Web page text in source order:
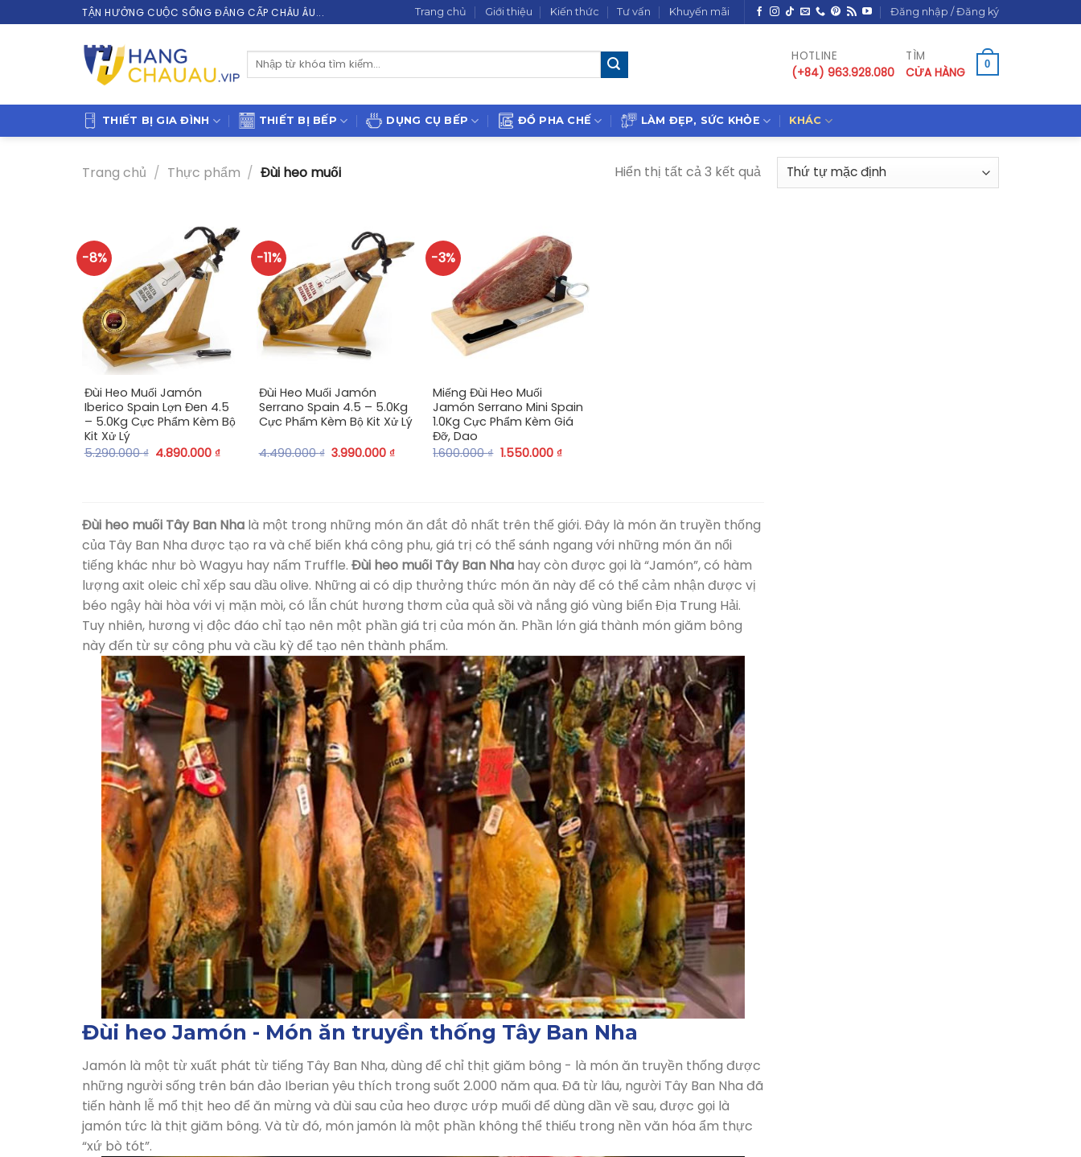
to
TẬN HƯỞNG CUỘC SỐNG ĐẲNG CẤP CHÂU ÂU... Trang chủ Giới thiệu Kiến thức Tư vấn Khuyến mãi Đăng nhập / Đăng ký
Tìm
HOTLINE
(+84) 963.928.080
TÌM
CỬA HÀNG
0
THIẾT BỊ GIA ĐÌNH THIẾT BỊ BẾP DỤNG CỤ BẾP ĐỒ PHA CHẾ LÀM ĐẸP, SỨC KHỎE KHÁC
Trang chủ / Thực phẩm / Đùi heo muối Hiển thị tất cả 3 kết quả
-8%
+
Đùi Heo Muối Jamón
Iberico Spain Lợn Đen 4.5
– 5.0Kg Cực Phẩm Kèm Bộ
Kit Xử Lý
5.290.000₫ 4.890.000 ₫
-11%
Đùi Heo Muối Jamón
Serrano Spain 4.5 – 5.0Kg
Cực Phẩm Kèm Bộ Kit Xử Lý
4.490.000₫ 3.990.000 ₫
-3%
Miếng Đùi Heo Muối
Jamón Serrano Mini Spain
1.0Kg Cực Phẩm Kèm Giá
Đỡ, Dao
1.600.000₫ 1.550.000 ₫
Đùi heo muối Tây Ban Nha là một trong những món ăn đắt đỏ nhất trên thế giới. Đây là món ăn truyền thống
của Tây Ban Nha được tạo ra và chế biến khá công phu, giá trị có thể sánh ngang với những món ăn nổi
tiếng khác như bò Wagyu hay nấm Truffle. Đùi heo muối Tây Ban Nha hay còn được gọi là “Jamón”, có hàm
lượng axit oleic chỉ xếp sau dầu olive. Những ai có dịp thưởng thức món ăn này để có thể cảm nhận được vị
béo ngậy hài hòa với vị mặn mòi, có lẫn chút hương thơm của quả sồi và nắng gió vùng biển Địa Trung Hải.
Tuy nhiên, hương vị độc đáo chỉ tạo nên một phần giá trị của món ăn. Phần lớn giá thành món giăm bông
này đến từ sự công phu và cầu kỳ để tạo nên thành phẩm.
Đùi heo Jamón - Món ăn truyền thống Tây Ban Nha
Jamón là một từ xuất phát từ tiếng Tây Ban Nha, dùng để chỉ thịt giăm bông - là món ăn truyền thống được
những người sống trên bán đảo Iberian yêu thích trong suốt 2.000 năm qua. Đã từ lâu, người Tây Ban Nha đã
tiến hành lễ mổ thịt heo để ăn mừng và đùi sau của heo được ướp muối để dùng dần về sau, được gọi là
jamón tức là thịt giăm bông. Và từ đó, món jamón là một phần không thể thiếu trong nền văn hóa ẩm thực
“xứ bò tót”.